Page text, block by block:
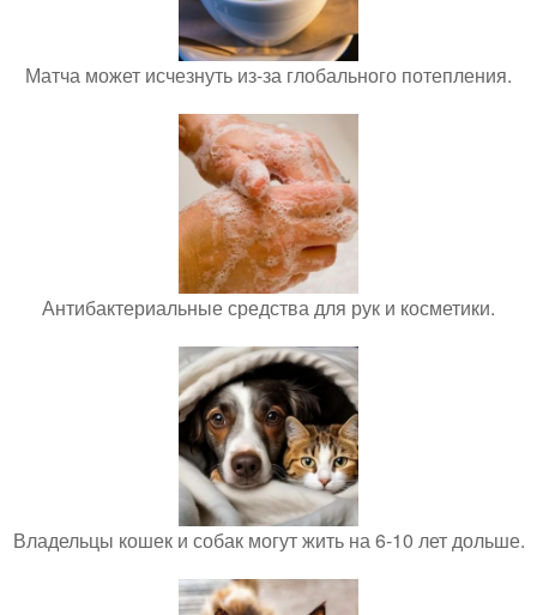
Матча может исчезнуть из-за глобального потепления.
Антибактериальные средства для рук и косметики.
Владельцы кошек и собак могут жить на 6-10 лет дольше.